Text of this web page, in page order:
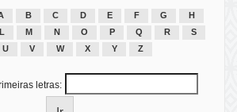
B C D E F G
H
L M N O P Q R
S
U V W X Y Z
letras: